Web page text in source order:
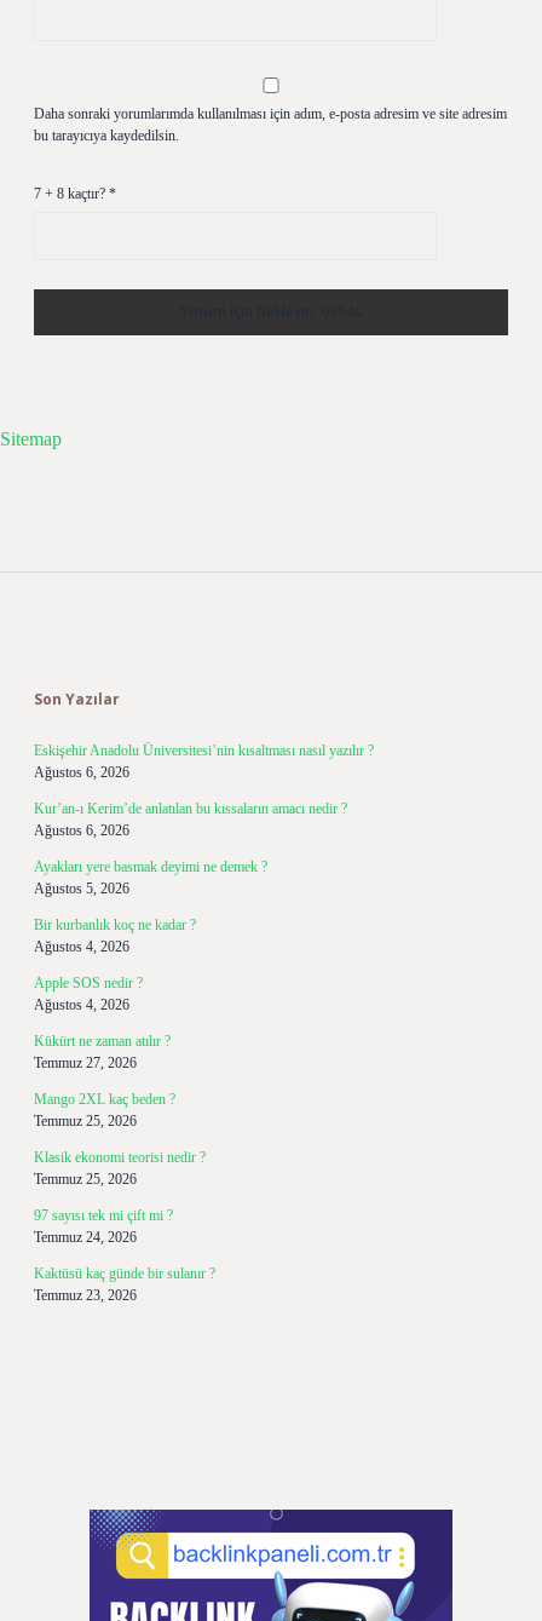
Daha sonraki yorumlarımda kullanılması için adım, e-posta adresim ve site adresim
bu tarayıcıya kaydedilsin.
7 + 8 kaçtır? *
Sitemap
Son Yazılar
Eskişehir Anadolu Üniversitesi’nin kısaltması nasıl yazılır ?
Ağustos 6, 2026
Kur’an-ı Kerim’de anlatılan bu kıssaların amacı nedir ?
Ağustos 6, 2026
Ayakları yere basmak deyimi ne demek ?
Ağustos 5, 2026
Bir kurbanlık koç ne kadar ?
Ağustos 4, 2026
Apple SOS nedir ?
Ağustos 4, 2026
Kükürt ne zaman atılır ?
Temmuz 27, 2026
Mango 2XL kaç beden ?
Temmuz 25, 2026
Klasik ekonomi teorisi nedir ?
Temmuz 25, 2026
97 sayısı tek mi çift mi ?
Temmuz 24, 2026
Kaktüsü kaç günde bir sulanır ?
Temmuz 23, 2026